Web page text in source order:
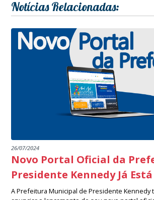
Notícias Relacionadas:
26/07/2024
Novo Portal Oficial da
Presidente Kennedy Já
A Prefeitura Municipal de Presidente Kennedy